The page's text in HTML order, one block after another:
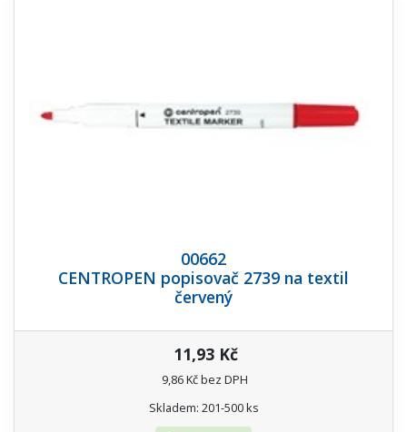
00662
CENTROPEN popisovač 2739 na textil
červený
11,93 Kč
9,86 Kč bez DPH
Skladem: 201-500 ks